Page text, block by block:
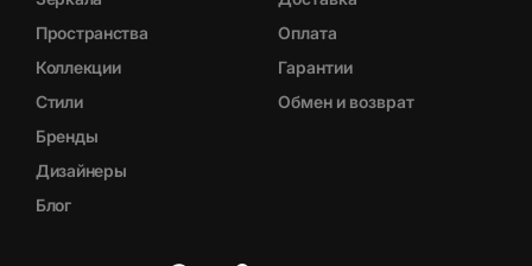
Пространства
Коллекции
Стили
Бренды
Дизайнеры
Блог
Оплата
Гарантии
Обмен и возврат